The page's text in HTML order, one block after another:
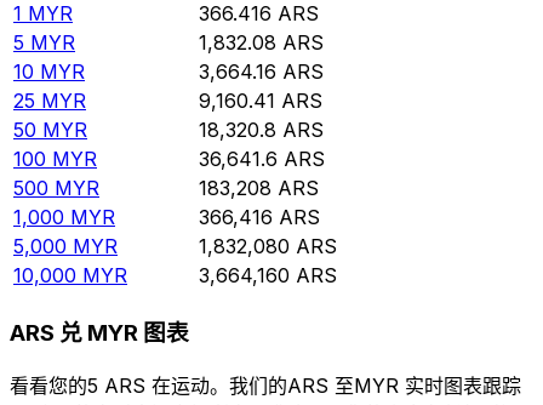
1 MYR 366.416 ARS
5 MYR 1,832.08 ARS
10 MYR 3,664.16 ARS
25 MYR 9,160.41 ARS
50 MYR 18,320.8 ARS
100 MYR 36,641.6 ARS
500 MYR 183,208 ARS
1,000 MYR 366,416 ARS
5,000 MYR 1,832,080 ARS
10,000 MYR 3,664,160 ARS
ARS 兑 MYR 图表
看看您的5 ARS 在运动。我们的ARS 至MYR 实时图表跟踪